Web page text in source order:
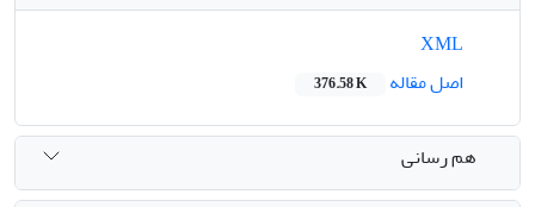
اصل مقاله
376.58 K
هم رسانی